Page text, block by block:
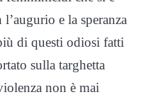
e la speranza
di questi odiosi fatti
sulla targhetta
non è mai